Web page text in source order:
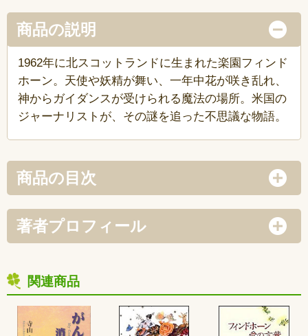
商品の説明
1962年に北スコットランドに生まれた楽園フィンド
ホーン。天使や妖精が舞い、一年中花が咲き乱れ、
神からガイダンスが受けられる魔法の場所。米国の
ジャーナリストが、その謎を追った不思議な物語。
商品の目次
著者プロフィール
関連商品